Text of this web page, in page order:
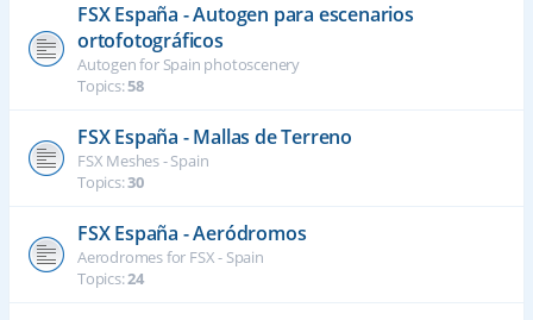
FSX España - Autogen para escenarios
ortofotográficos
Autogen for Spain photoscenery
Topics:58
FSX España - Mallas de Terreno
FSX Meshes - Spain
Topics:30
FSX España - Aeródromos
Aerodromes for FSX - Spain
Topics:24